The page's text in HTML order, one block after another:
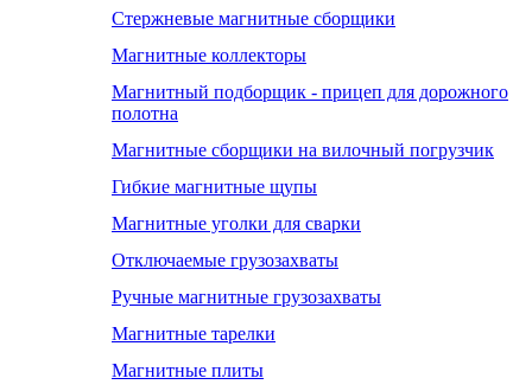
Стержневые магнитные сборщики
Магнитные коллекторы
Магнитный подборщик - прицеп для дорожного
полотна
Магнитные сборщики на вилочный погрузчик
Гибкие магнитные щупы
Магнитные уголки для сварки
Отключаемые грузозахваты
Ручные магнитные грузозахваты
Магнитные тарелки
Магнитные плиты